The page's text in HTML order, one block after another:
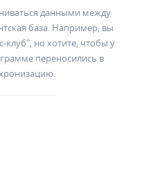
данными между
база. Например, вы
клуб", но хотите, чтобы у
переносились в